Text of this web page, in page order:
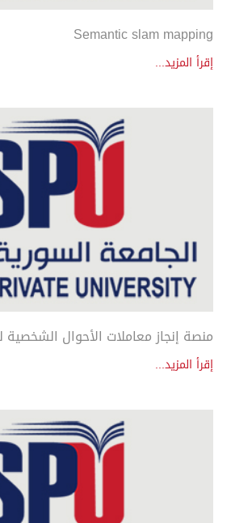
Semantic slam mapping
إقرأ المزيد...
منصة إنجاز معاملات الأحوال الشخصية
إقرأ المزيد...